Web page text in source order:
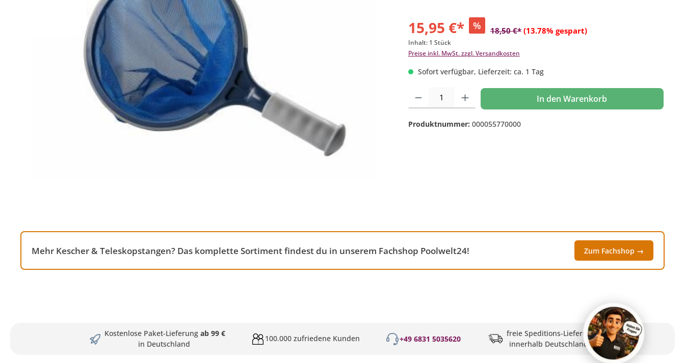
15,95 €* % 18,50 €* (13.78% gespart)
Inhalt: 1 Stück
Preise inkl. MwSt. zzgl. Versandkosten
Sofort verfügbar, Lieferzeit: ca. 1 Tag
Produkt Anzahl: Gib den gewünschten Wert ein oder benutze die Schaltflächen um die
In den Warenkorb
Produktnummer: 000055770000
Mehr Kescher & Teleskopstangen? Das komplette Sortiment findest du in unserem Fachshop Poolwelt24! Zum Fachshop →
Kostenlose Paket-Lieferung ab 99 €
in Deutschland
100.000 zufriedene Kunden +49 6831 5035620
freie Speditions-Lieferung
innerhalb Deutschlands